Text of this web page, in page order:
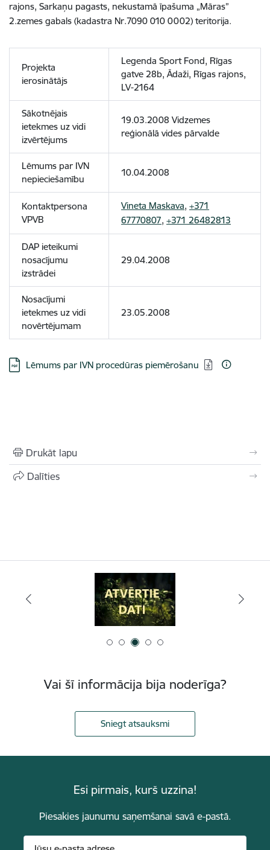
rajons, Sarkaņu pagasts, nekustamā īpašuma „Māras”
2.zemes gabals (kadastra Nr.7090 010 0002) teritorija.
Projekta
ierosinātājs
Legenda Sport Fond, Rīgas
gatve 28b, Ādaži, Rīgas rajons,
LV-2164
Sākotnējais
ietekmes uz vidi
izvērtējums
19.03.2008 Vidzemes
reģionālā vides pārvalde
Lēmums par IVN
nepieciešamību
10.04.2008
Kontaktpersona
VPVB
Vineta Maskava, +371
67770807, +371 26482813
DAP ieteikumi
nosacījumu
izstrādei
29.04.2008
Nosacījumi
ietekmes uz vidi
novērtējumam
23.05.2008
Lejupielādēt:
Lēmums par IVN procedūras piemērošanu
Drukāt lapu
Dalīties
Vai šī informācija bija noderīga?
Sniegt atsauksmi
Esi pirmais, kurš uzzina!
Piesakies jaunumu saņemšanai savā e-pastā.